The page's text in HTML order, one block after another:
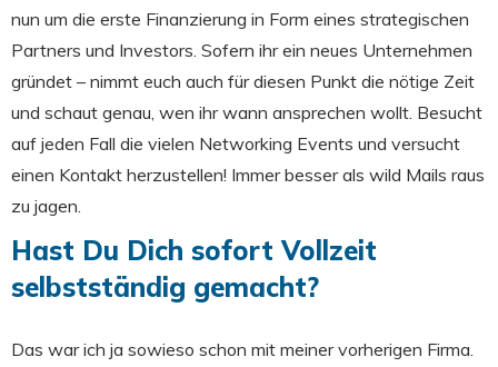
nun um die erste Finanzierung in Form eines strategischen
Partners und Investors. Sofern ihr ein neues Unternehmen
gründet – nimmt euch auch für diesen Punkt die nötige Zeit
und schaut genau, wen ihr wann ansprechen wollt. Besucht
auf jeden Fall die vielen Networking Events und versucht
einen Kontakt herzustellen! Immer besser als wild Mails raus
zu jagen.
Hast Du Dich sofort Vollzeit
selbstständig gemacht?
Das war ich ja sowieso schon mit meiner vorherigen Firma.